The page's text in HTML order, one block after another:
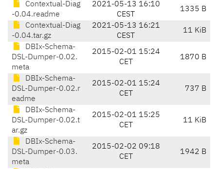
Contextual-Diag
-0.04.readme
2021-05-13 16:10
CEST
1335 B
Contextual-Diag
-0.04.tar.gz
2021-05-13 16:21
CEST
11 KiB
DBIx-Schema-
DSL-Dumper-0.02.
meta
2015-02-01 15:24
CET
1870 B
DBIx-Schema-
DSL-Dumper-0.02.r
eadme
2015-02-01 15:24
CET
737 B
DBIx-Schema-
DSL-Dumper-0.02.t
ar.gz
2015-02-01 15:25
CET
11 KiB
DBIx-Schema-
DSL-Dumper-0.03.
meta
2015-02-02 09:18
CET
1942 B